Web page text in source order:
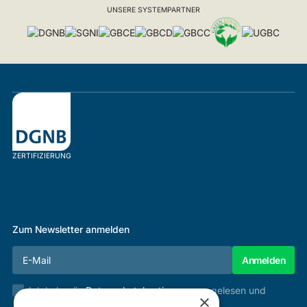
UNSERE SYSTEMPARTNER
ZERTIFIZIERUNG
Zum Newsletter anmelden
Ich habe dieDatenschutzbestimmungengelesen und
×